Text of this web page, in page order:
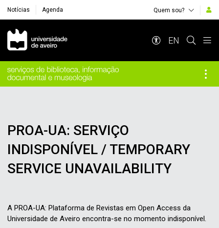
Notícias Agenda Quem sou?
Navegação Principal
EN
PROA-UA: SERVIÇO
INDISPONÍVEL / TEMPORARY
SERVICE UNAVAILABILITY
A PROA-UA: Plataforma de Revistas em Open Access da
Universidade de Aveiro encontra-se no momento indisponível.